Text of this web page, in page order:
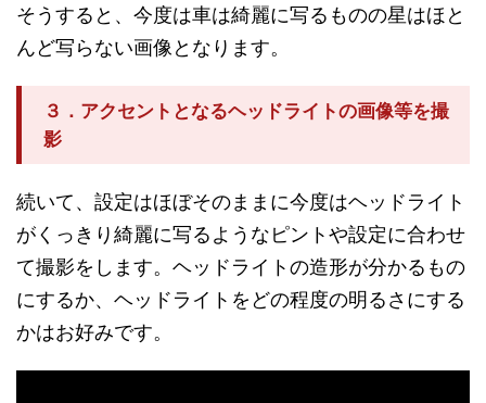
そうすると、今度は車は綺麗に写るものの星はほと
んど写らない画像となります。
３．アクセントとなるヘッドライトの画像等を撮
影
続いて、設定はほぼそのままに今度はヘッドライト
がくっきり綺麗に写るようなピントや設定に合わせ
て撮影をします。ヘッドライトの造形が分かるもの
にするか、ヘッドライトをどの程度の明るさにする
かはお好みです。